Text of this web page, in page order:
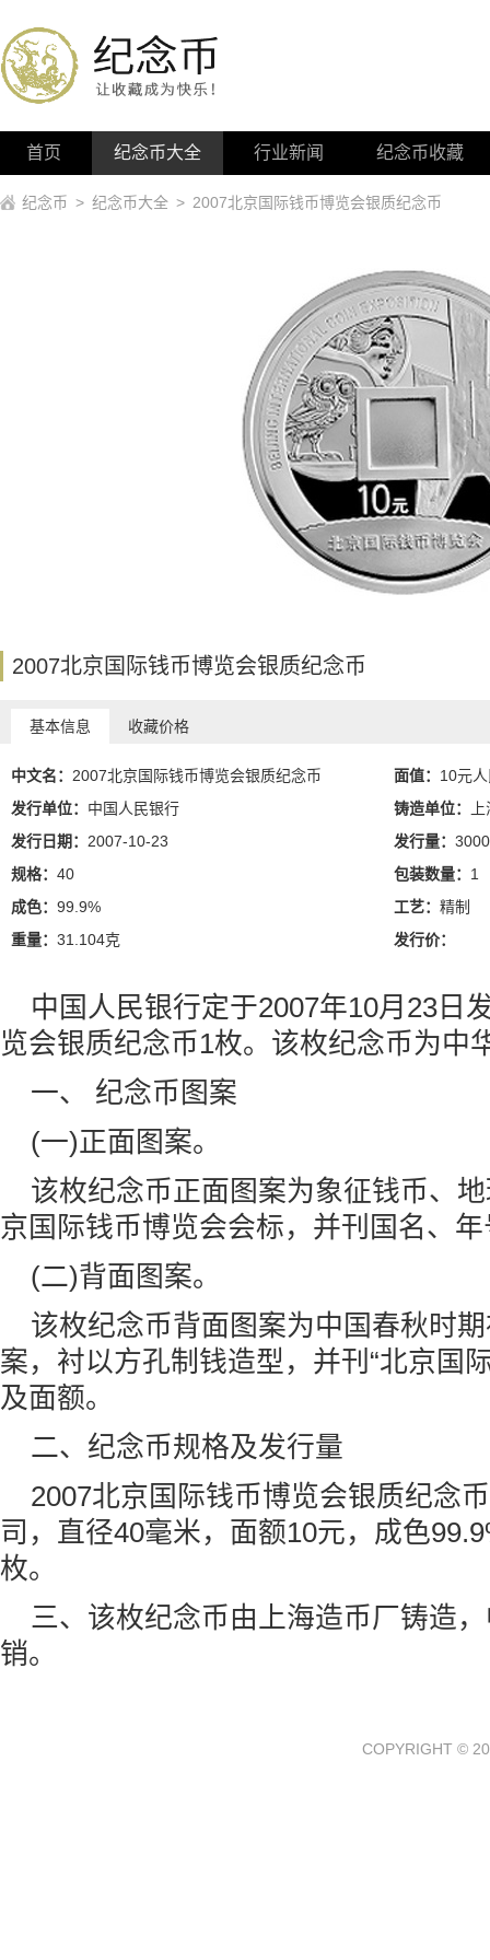
首页 纪念币大全 行业新闻 纪念币收藏
纪念币 > 纪念币大全 > 2007北京国际钱币博览会银质纪念币
2007北京国际钱币博览会银质纪念币
基本信息 收藏价格
中文名： 2007北京国际钱币博览会银质纪念币 面值： 10元
发行单位： 中国人民银行 铸造单位：
发行日期： 2007-10-23 发行量：
规格： 40 包装数量： 1
成色： 99.9% 工艺： 精制
重量： 31.104克 发行价：
中国人民银行定于2007年10月23日
览会银质纪念币 1枚。该枚纪念币为中
一、 纪念币图案
(一)正面图案。
该枚纪念币正面图案为象征钱币、
京国际钱币博览会会标，并刊国名、
(二)背面图案。
该枚纪念币背面图案为中国春秋时
案，衬以方孔制钱造型，并刊“北京国
及面额。
二、纪念币规格及发行量
2007北京国际钱币博览会银质纪念币
司，直径40毫米，面额10元，成色
枚。
三、该枚纪念币由上海造币厂铸造
销。
COPYRIGHT ©